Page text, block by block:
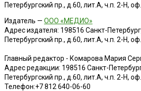
Петербургский пр., д.60, лит.А, ч.п. 2-Н,
Издатель — ООО «МЕДИО»
Адрес издателя: 198516 Санкт-
Петербургский пр., д.60, лит.А, ч.п. 2-Н,
Главный редактор - Комарова Мария
Адрес редакции: 198516 Санкт-
Петербургский пр., д.60, лит.А, ч.п. 2-Н,
Телефон:+7 812 640-06-60